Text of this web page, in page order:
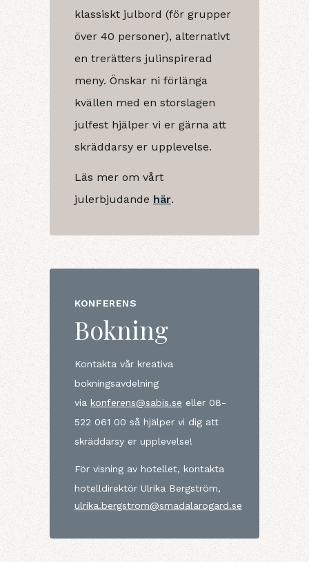
klassiskt julbord (för grupper
över 40 personer), alternativt
en trerätters julinspirerad
meny. Önskar ni förlänga
kvällen med en storslagen
julfest hjälper vi er gärna att
skräddarsy er upplevelse.
Läs mer om vårt
julerbjudande här.
KONFERENS
Bokning
Kontakta vår kreativa
bokningsavdelning
via konferens@sabis.se eller 08-
522 061 00 så hjälper vi dig att
skräddarsy er upplevelse!
För visning av hotellet, kontakta
hotelldirektör Ulrika Bergström,
ulrika.bergstrom@smadalarogard.se